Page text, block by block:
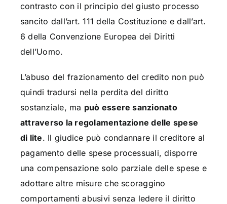
contrasto con il principio del giusto processo
sancito dall’art. 111 della Costituzione e dall’art.
6 della Convenzione Europea dei Diritti
dell’Uomo.
L’abuso del frazionamento del credito non può
quindi tradursi nella perdita del diritto
sostanziale, ma può essere sanzionato
attraverso la regolamentazione delle spese
di lite. Il giudice può condannare il creditore al
pagamento delle spese processuali, disporre
una compensazione solo parziale delle spese e
adottare altre misure che scoraggino
comportamenti abusivi senza ledere il diritto